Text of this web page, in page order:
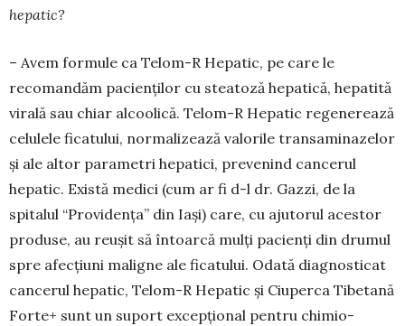
hepatic?
– Avem formule ca Telom-R Hepatic, pe care le
recomandăm pacienților cu steatoză hepatică, he­patită
virală sau chiar alcoolică. Telom-R Hepatic regenerează
celulele ficatului, normalizează valo­rile transaminazelor
și ale altor parametri hepatici, prevenind cancerul
hepatic. Există medici (cum ar fi d-l dr. Gazzi, de la
spitalul “Providența” din Iași) care, cu ajutorul acestor
produse, au reușit să în­toarcă mulți pacienți din drumul
spre afecțiuni maligne ale ficatului. Odată diagnosticat
cancerul hepatic, Telom-R Hepatic și Ciuperca Tibetană
Forte+ sunt un suport excepțional pentru chimio­